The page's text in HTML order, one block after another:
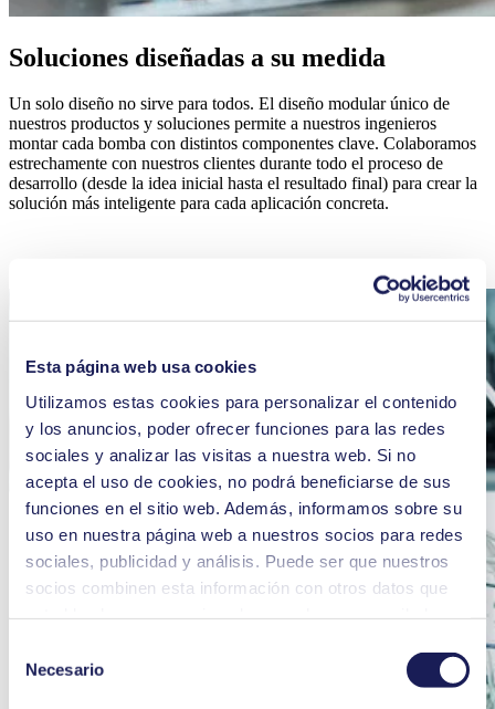
Esta página web usa cookies
Utilizamos estas cookies para personalizar el contenido
y los anuncios, poder ofrecer funciones para las redes
sociales y analizar las visitas a nuestra web. Si no
acepta el uso de cookies, no podrá beneficiarse de sus
funciones en el sitio web. Además, informamos sobre su
uso en nuestra página web a nuestros socios para redes
sociales, publicidad y análisis. Puede ser que nuestros
socios combinen esta información con otros datos que
Usted puede revocar su consentimiento en cualquier
momento: solo tiene que hacer clic en «Cookies» al final
Necesario
Soluciones diseñadas a su medida
Un solo diseño no sirve para todos. El diseño modular único de
nuestros productos y soluciones permite a nuestros ingenieros
montar cada bomba con distintos componentes clave. Colaboramos
estrechamente con nuestros clientes durante todo el proceso de
desarrollo (desde la idea inicial hasta el resultado final) para crear la
solución más inteligente para cada aplicación concreta.